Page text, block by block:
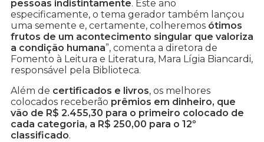
pessoas indistintamente. Este ano
especificamente, o tema gerador também lançou
uma semente e, certamente, colheremos ótimos
frutos de um acontecimento singular que valoriza
a condição humana”, comenta a diretora de
Fomento à Leitura e Literatura, Mara Lígia Biancardi,
responsável pela Biblioteca.
Além de certificados e livros, os melhores
colocados receberão prêmios em dinheiro, que
vão de R$ 2.455,30 para o primeiro colocado de
cada categoria, a R$ 250,00 para o 12º
classificado.